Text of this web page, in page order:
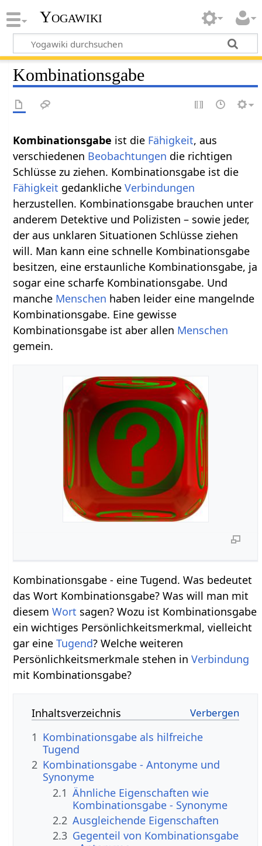
Yogawiki
Kombinationsgabe
Kombinationsgabe ist die Fähigkeit, aus
verschiedenen Beobachtungen die richtigen
Schlüsse zu ziehen. Kombinationsgabe ist die
Fähigkeit gedanklicheVerbindungen
herzustellen. Kombinationsgabe brauchen unter
anderem Detektive und Polizisten – sowie jeder,
der aus unklaren Situationen Schlüsse ziehen
will. Man kann eine schnelle Kombinationsgabe
besitzen, eine erstaunliche Kombinationsgabe, ja
sogar eine scharfe Kombinationsgabe. Und
manche Menschen haben leider eine mangelnde
Kombinationsgabe. Eine gewisse
Kombinationsgabe ist aber allen Menschen
gemein.
Kombinationsgabe - eine Tugend. Was bedeutet
das Wort Kombinationsgabe? Was will man mit
diesemWort sagen? Wozu ist Kombinationsgabe
ein wichtiges Persönlichkeitsmerkmal, vielleicht
gar eineTugend? Welche weiteren
Persönlichkeitsmerkmale stehen inVerbindung
mit Kombinationsgabe?
Inhaltsverzeichnis
1 Kombinationsgabe als hilfreiche
Tugend
2 Kombinationsgabe - Antonyme und
Synonyme
2.1 Ähnliche Eigenschaften wie
Kombinationsgabe - Synonyme
2.2 Ausgleichende Eigenschaften
2.3 Gegenteil von Kombinationsgabe